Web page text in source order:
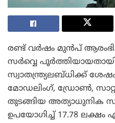
രണ്ട് വർഷം മുൻപ്
സർവ്വെ പൂർത്തിയായതായി
സ്വാതന്ത്ര്യലബ്ധിക്ക്
മോഡലിംഗ്, ഡ്രോൺ,
തുടങ്ങിയ അത്യാധുനിക
ഉപയോഗിച്ച് 17.78 ലക്ഷം